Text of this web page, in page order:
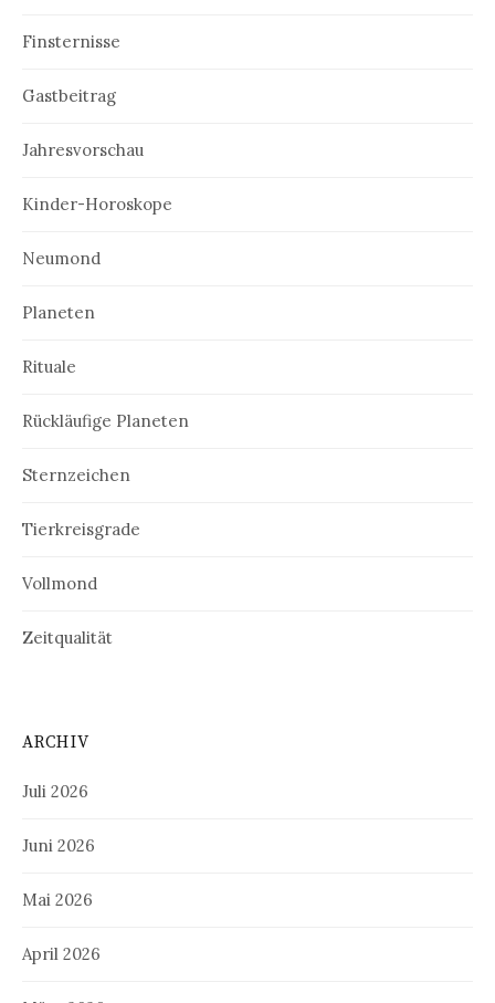
Finsternisse
Gastbeitrag
Jahresvorschau
Kinder-Horoskope
Neumond
Planeten
Rituale
Rückläufige Planeten
Sternzeichen
Tierkreisgrade
Vollmond
Zeitqualität
ARCHIV
Juli 2026
Juni 2026
Mai 2026
April 2026